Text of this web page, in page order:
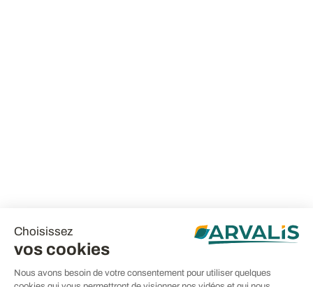
Choisissez
vos cookies
Nous avons besoin de votre consentement pour utiliser quelques